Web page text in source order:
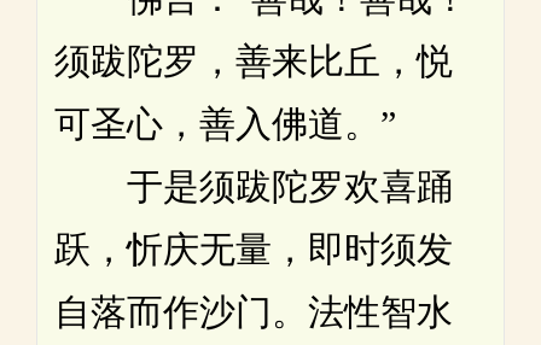
须跋陀罗，善来比丘，悦
可圣心，善入佛道。”
于是须跋陀罗欢喜踊
跃，忻庆无量，即时须发
自落而作沙门。法性智水